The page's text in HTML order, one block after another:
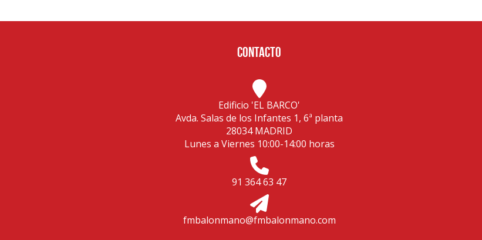
Contacto
Edificio 'EL BARCO'
Avda. Salas de los Infantes 1, 6ª planta
28034 MADRID
Lunes a Viernes 10:00-14:00 horas
91 364 63 47
fmbalonmano@fmbalonmano.com